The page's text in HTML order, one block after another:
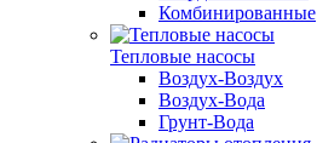
Комбинированные
Тепловые насосы
Воздух-Воздух
Воздух-Вода
Грунт-Вода